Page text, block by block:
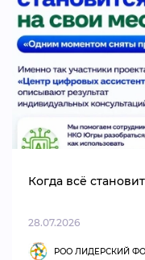
Когда всё
28.07.2026
РОО ЛИДЕРСКИЙ